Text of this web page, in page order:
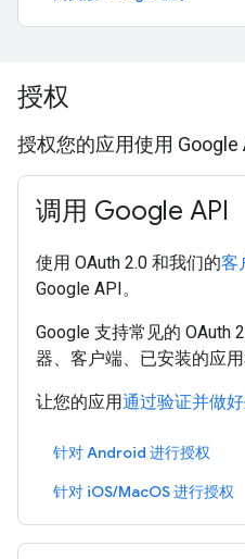
授权
授权您的应用使用 Google
调用 Google API
使用 OAuth 2.0 和我们的客
Google API。
Google 支持常见的 OAuth
器、客户端、已安装的应
让您的应用通过验证并做
针对 Android 进行授权
针对 iOS/MacOS 进行授权